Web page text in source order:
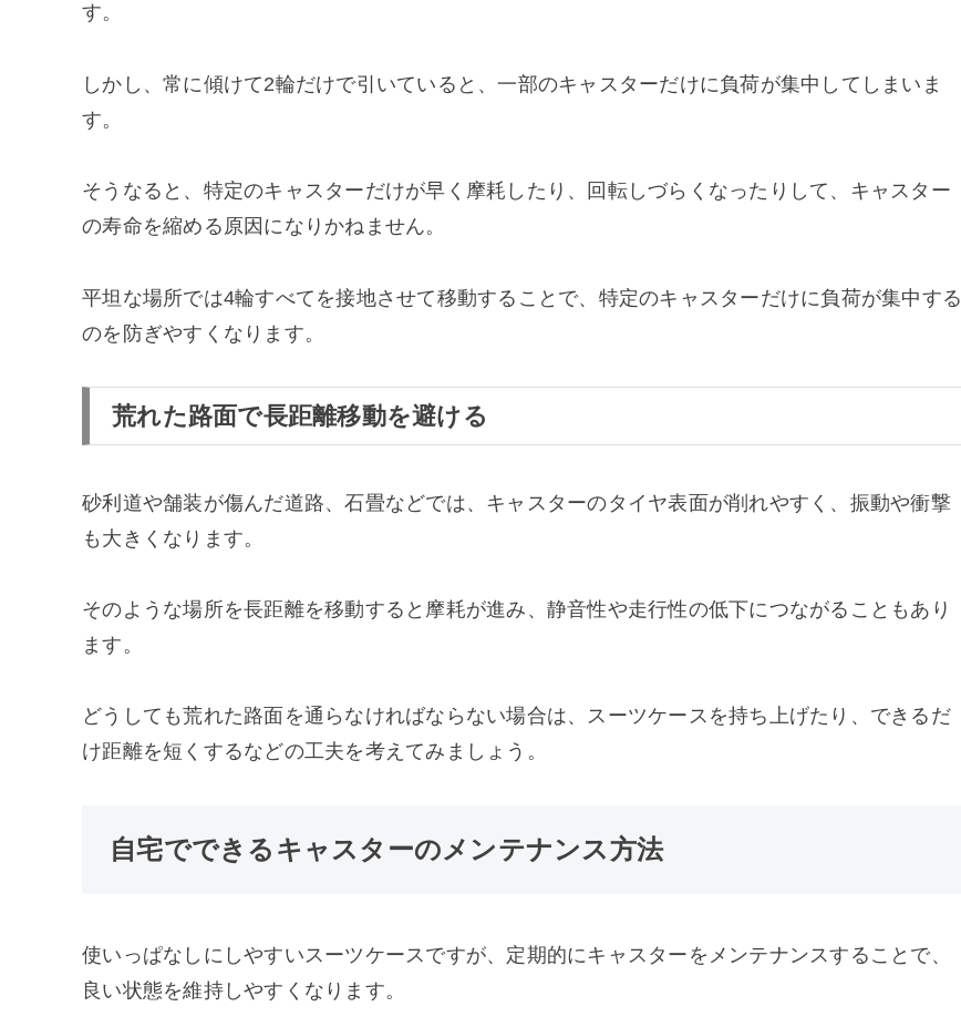
す。
しかし、常に傾けて2輪だけで引いていると、一部のキャスターだけに負荷が集中してしまいま
す。
そうなると、特定のキャスターだけが早く摩耗したり、回転しづらくなったりして、キャスター
の寿命を縮める原因になりかねません。
平坦な場所では4輪すべてを接地させて移動することで、特定のキャスターだけに負荷が集中する
のを防ぎやすくなります。
荒れた路面で長距離移動を避ける
砂利道や舗装が傷んだ道路、石畳などでは、キャスターのタイヤ表面が削れやすく、振動や衝撃
も大きくなります。
そのような場所を長距離を移動すると摩耗が進み、静音性や走行性の低下につながることもあり
ます。
どうしても荒れた路面を通らなければならない場合は、スーツケースを持ち上げたり、できるだ
け距離を短くするなどの工夫を考えてみましょう。
自宅でできるキャスターのメンテナンス方法
使いっぱなしにしやすいスーツケースですが、定期的にキャスターをメンテナンスすることで、
良い状態を維持しやすくなります。